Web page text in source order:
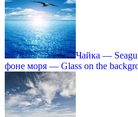
Чайка —
фоне моря — Glass on the